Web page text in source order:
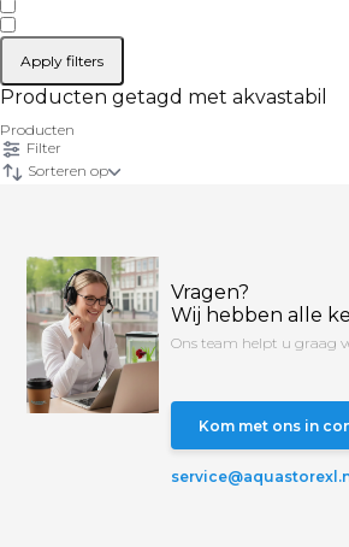
Apply filters
Producten getagd met akvastabil
Producten
Filter
Sorteren op
Vragen?
Wij hebben alle
Ons team helpt u graag
Kom met ons in